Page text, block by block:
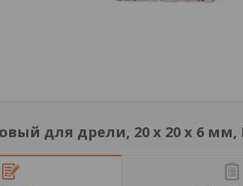
для дрели, 20 х 20 х 6 мм,